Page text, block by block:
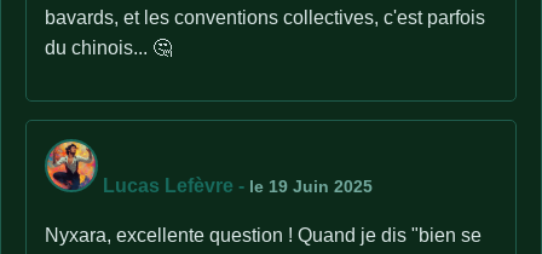
bavards, et les conventions collectives, c'est parfois
du chinois... 🤔
Lucas Lefèvre - le 19 Juin 2025
Nyxara, excellente question ! Quand je dis "bien se